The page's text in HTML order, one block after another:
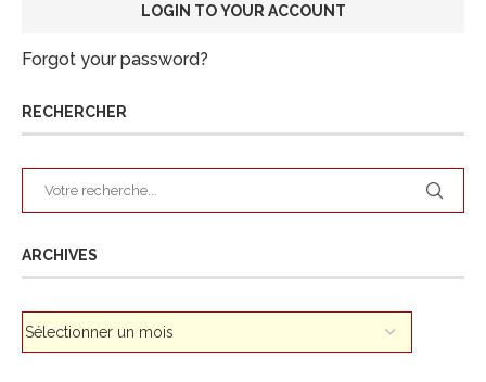
Forgot your password?
RECHERCHER
ARCHIVES